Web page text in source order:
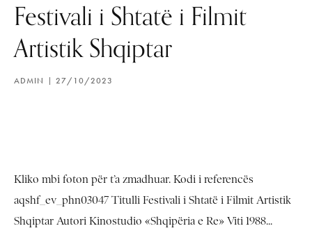
Festivali i Shtatë i Filmit
Artistik Shqiptar
ADMIN 27/10/2023
Kliko mbi foton për t’a zmadhuar. Kodi i referencës
aqshf_ev_phn03047 Titulli Festivali i Shtatë i Filmit Artistik
Shqiptar Autori Kinostudio «Shqipëria e Re» Viti 1988...